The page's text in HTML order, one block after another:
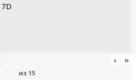
7D
из 15
› »